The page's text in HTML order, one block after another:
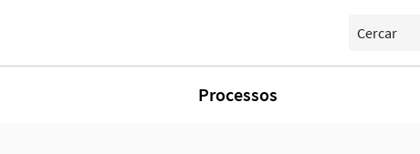
Cercar
Processos